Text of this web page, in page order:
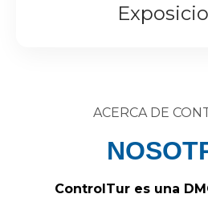
ACERCA DE
ControlTur es una